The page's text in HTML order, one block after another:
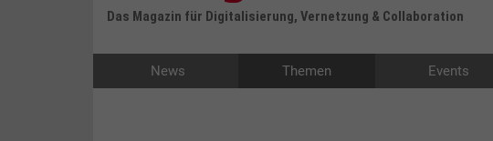
Das Magazin für Digitalisierung, Vernetzung & Collaboration
News Themen Events